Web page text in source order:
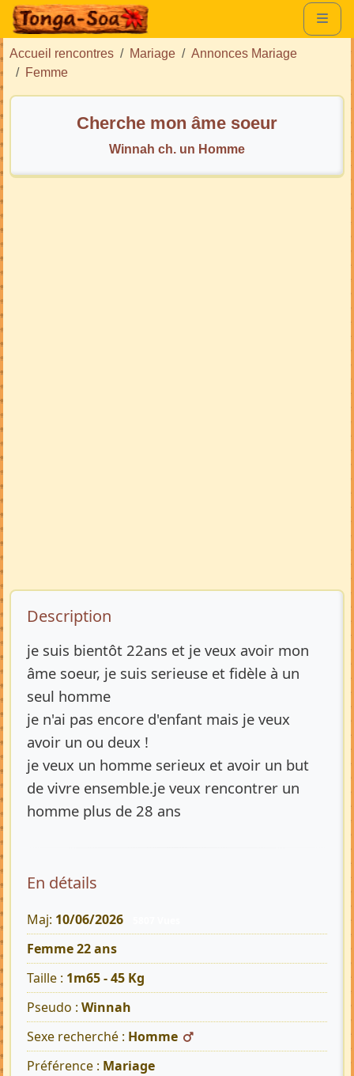
Accueil rencontres Mariage
Annonces Mariage
Femme
Cherche mon âme soeur
Winnah ch. un Homme
Description de l’annonce
Description
je suis bientôt 22ans et je veux avoir mon
âme soeur, je suis serieuse et fidèle à un
seul homme
je n'ai pas encore d'enfant mais je veux
avoir un ou deux !
je veux un homme serieux et avoir un but
de vivre ensemble.je veux rencontrer un
homme plus de 28 ans
En détails
Maj: 10/06/2026
Femme 22 ans
Taille : 1m65 - 45 Kg
Pseudo : Winnah
Sexe recherché : Homme
Préférence : Mariage